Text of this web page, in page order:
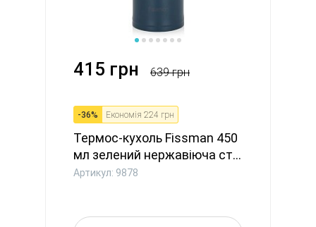
415 грн 639 грн
-36% Економія 224 грн
Термос-кухоль Fissman 450
мл зелений нержавіюча ст...
Артикул: 9878